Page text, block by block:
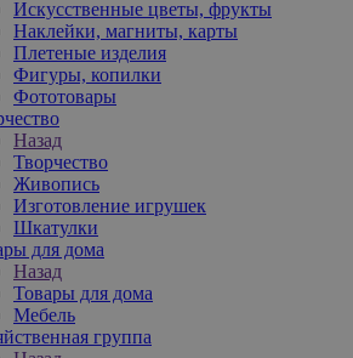
Искусственные цветы, фрукты
Наклейки, магниты, карты
Плетеные изделия
Фигуры, копилки
Фототовары
Назад
Творчество
Живопись
Изготовление игрушек
Шкатулки
для дома
Назад
Товары для дома
Мебель
группа